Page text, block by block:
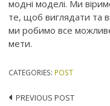
модні моделі. Ми
те, щоб виглядати та
ми робимо все
мети.
CATEGORIES: POST
PREVIOUS POST